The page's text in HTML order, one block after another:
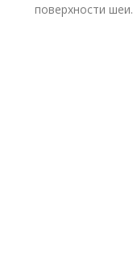
поверхности шеи.